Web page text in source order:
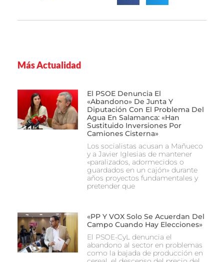
Más Actualidad
El PSOE Denuncia El
«abandono» De Junta Y
Diputación Con El Problema Del
Agua En Salamanca: «Han
Sustituido Inversiones Por
Camiones Cisterna»
Los socialistas acusan a Mañueco
y a Javier Iglesias de mantener
«paralizados, adormecidos o
guardados en un cajón» durante
años proyectos fundamentales y
pretender que
«PP Y VOX Solo Se Acuerdan Del
Campo Cuando Hay Elecciones»
El PSOE-CyL denuncia el
abandono al sector en problemas
como la bajada de producción en